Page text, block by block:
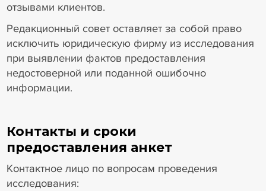
отзывами клиентов.
Редакционный совет оставляет за собой право
исключить юридическую фирму из исследования
при выявлении фактов предоставления
недостоверной или поданной ошибочно
информации.
Контакты и сроки
предоставления анкет
Контактное лицо по вопросам проведения
исследования: